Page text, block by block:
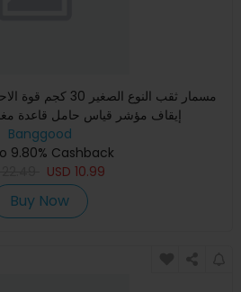
إيقاف مؤشر قياس حامل قاعدة
Banggood
9.80% Cashback
USD 10.99
Buy Now